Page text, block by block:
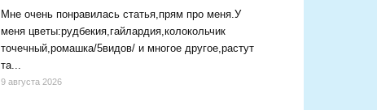
Мне очень понравилась статья,прям про меня.У
меня цветы:рудбекия,гайлардия,колокольчик
точечный,ромашка/5видов/ и многое другое,растут
та...
9 августа 2026